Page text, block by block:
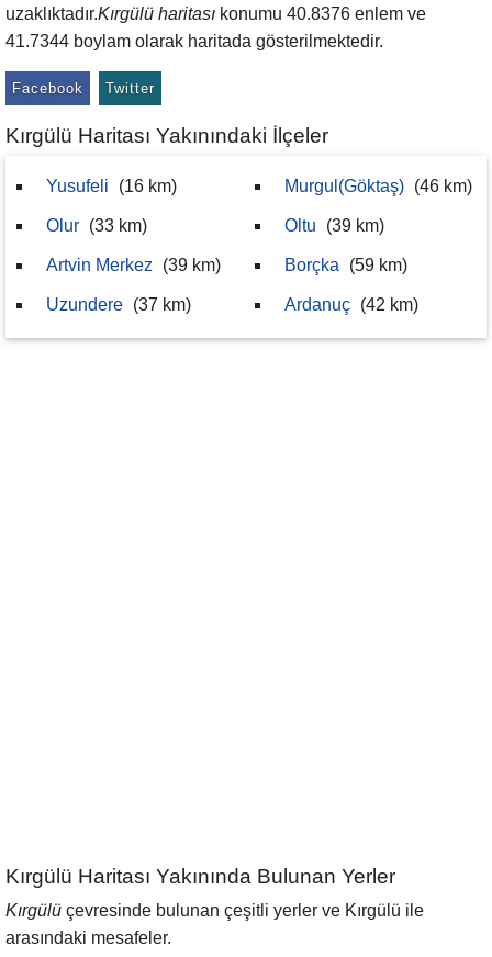
uzaklıktadır.Kırgülü haritası konumu 40.8376 enlem ve
41.7344 boylam olarak haritada gösterilmektedir.
Facebook Twitter
Kırgülü Haritası Yakınındaki İlçeler
Yusufeli (16 km)
Olur (33 km)
Artvin Merkez (39 km)
Uzundere (37 km)
Murgul(Göktaş) (46 km)
Oltu (39 km)
Borçka (59 km)
Ardanuç (42 km)
Kırgülü Haritası Yakınında Bulunan Yerler
Kırgülü çevresinde bulunan çeşitli yerler ve Kırgülü ile
arasındaki mesafeler.